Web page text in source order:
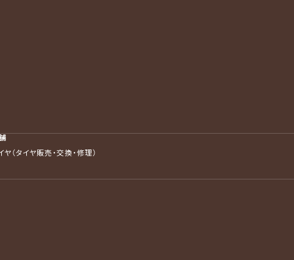
（タイヤ販売・交換・修理）